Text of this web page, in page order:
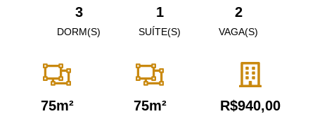
3
DORM(S)
1
SUÍTE(S)
2
VAGA(S)
75m² 75m² R$940,00